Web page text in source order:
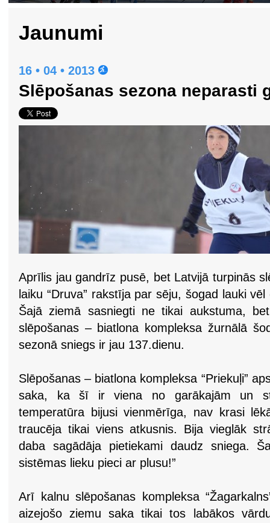
Jaunumi
16 • 04 • 2013
Slēpošanas sezona neparasti
Aprīlis jau gandrīz pusē, bet Latvijā turpinās
laiku “Druva” rakstīja par sēju, šogad lauki
Šajā ziemā sasniegti ne tikai aukstuma,
slēpošanas – biatlona kompleksa žurnālā
sezonā sniegs ir jau 137.dienu.
Slēpošanas – biatlona kompleksa “Priekuļi”
saka, ka šī ir viena no garākajām un
temperatūra bijusi vienmērīga, nav krasi
traucēja tikai viens atkusnis. Bija vieglāk
daba sagādāja pietiekami daudz sniega.
sistēmas lieku pieci ar plusu!”
Arī kalnu slēpošanas kompleksa
aizejošo ziemu saka tikai tos labākos